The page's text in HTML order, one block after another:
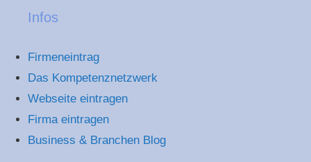
Infos
Firmeneintrag
Das Kompetenznetzwerk
Webseite eintragen
Firma eintragen
Business & Branchen Blog